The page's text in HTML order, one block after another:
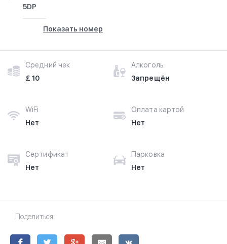
5DP
Показать номер
Средний чек
£ 10
Алкоголь
Запрещён
WiFi
Нет
Оплата картой
Нет
Сертификат
Нет
Парковка
Нет
Поделиться: